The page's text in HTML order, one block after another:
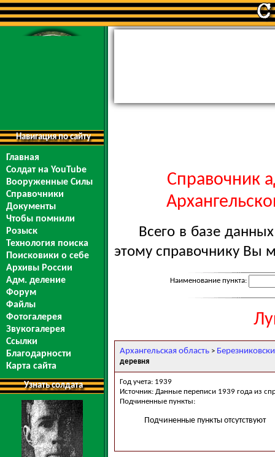
Навигация по сайту
Главная
Солдат на YouTube
Вооруженные Силы
Справочники
Документы
Чтобы помнили
Розыск
Технология поиска
Поисковики о себе
Архивы России
Адм. деление
Форум
Файлы
Фотогалерея
Звукогалерея
Ссылки
Благодарности
Карта сайта
Узнать солдата
Справочник
Всего в базе
этому справочнику Вы
Наименование пункта:
Архангельская область >
деревня
Год учета: 1939
Источник: Данные переписи 1939 года из
Подчиненные пункты:
Подчиненные пункты отсутствуют